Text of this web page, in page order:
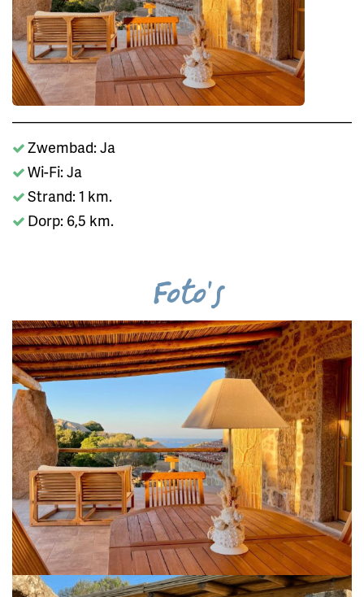
Zwembad: Ja
Wi-Fi: Ja
Strand: 1 km.
Dorp: 6,5 km.
Foto's